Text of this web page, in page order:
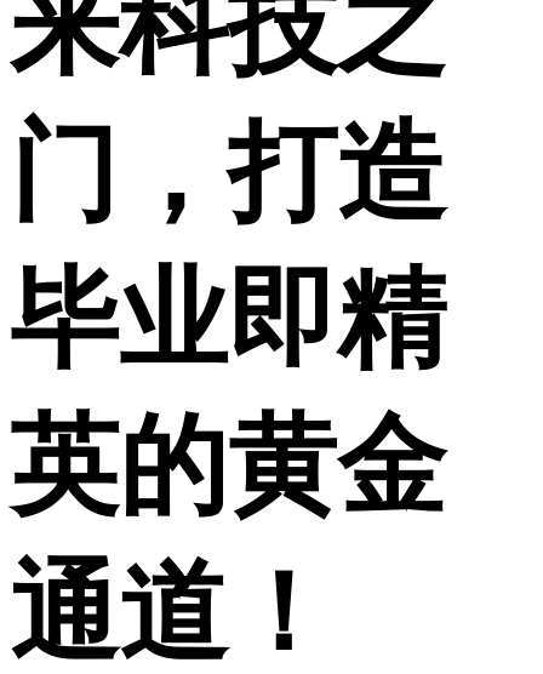
来科技之
门，打造
毕业即精
英的黄金
通道！